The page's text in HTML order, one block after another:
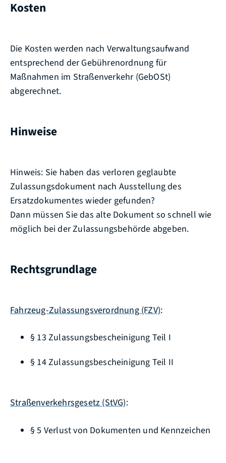
Kosten
Die Kosten werden nach Verwaltungsaufwand
entsprechend der Gebührenordnung für
Maßnahmen im Straßenverkehr (GebOSt)
abgerechnet.
Hinweise
Hinweis: Sie haben das verloren geglaubte
Zulassungsdokument nach Ausstellung des
Ersatzdokumentes wieder gefunden?
Dann müssen Sie das alte Dokument so schnell wie
möglich bei der Zulassungsbehörde abgeben.
Rechtsgrundlage
Fahrzeug-Zulassungsverordnung (FZV):
§ 13 Zulassungsbescheinigung Teil I
§ 14 Zulassungsbescheinigung Teil II
Straßenverkehrsgesetz (StVG):
§ 5 Verlust von Dokumenten und Kennzeichen